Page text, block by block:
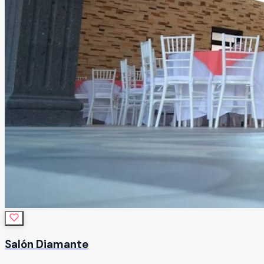
Salón Diamante